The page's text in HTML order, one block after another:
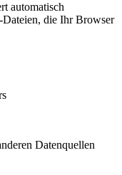
automatisch
die Ihr Browser
Datenquellen